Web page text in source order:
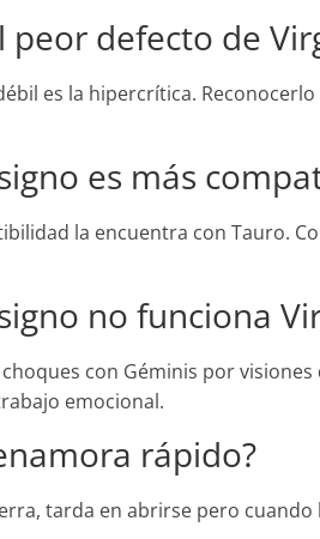
peor defecto de
es la hipercrítica.
es más
la encuentra con Tauro.
no funciona
con Géminis por
emocional.
rápido?
tarda en abrirse pero